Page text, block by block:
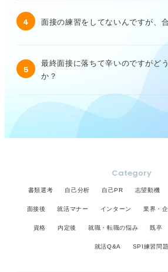
4 面接の練習をしてないんですが、
5
最終面接に落ちて辛いのですがど
か？
Category
書類選考 自己分析 自己PR 志望動機
面接後 就活マナー インターン 業界・
資格 内定後 就職・転職の悩み 既卒
就活Q&A SPI練習問題